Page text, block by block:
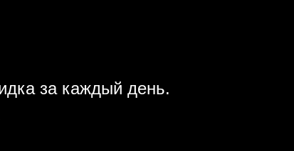
за каждый день.